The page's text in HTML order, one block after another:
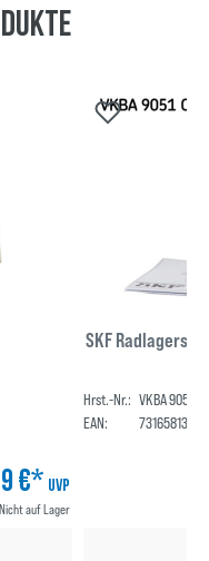
€* UVP
auf Lager
SKF
Hrst.-Nr.: VKBA 9051 CL
EAN: